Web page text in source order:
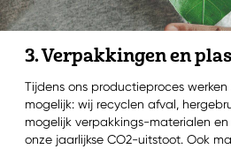
3. Verpakkingen en
Tijdens ons productieproces werken
mogelijk: wij recyclen afval,
mogelijk verpakkings-materialen en
onze jaarlijkse CO2-uitstoot. Ook